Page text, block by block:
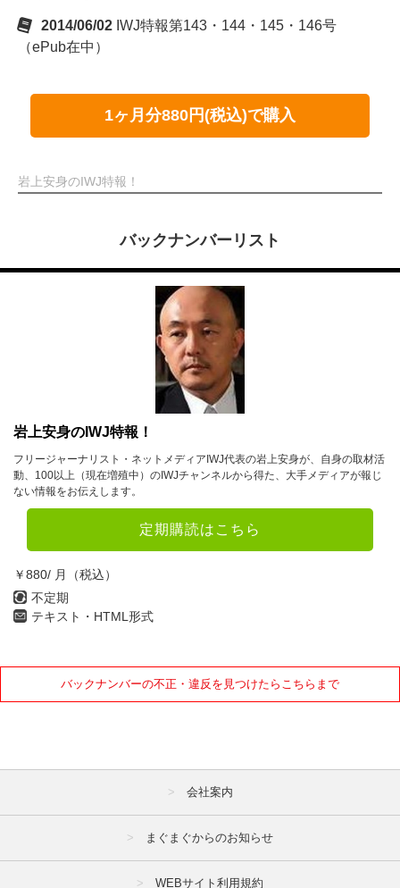
2014/06/02 IWJ特報第143・144・145・146号
（ePub在中）
1ヶ月分880円(税込)で購入
岩上安身のIWJ特報！
バックナンバーリスト
岩上安身のIWJ特報！
フリージャーナリスト・ネットメディアIWJ代表の岩上安身が、自身の取材活
動、100以上（現在増殖中）のIWJチャンネルから得た、大手メディアが報じ
ない情報をお伝えします。
定期購読はこちら
￥880/ 月（税込）
不定期
テキスト・HTML形式
バックナンバーの不正・違反を見つけたらこちらまで
会社案内
まぐまぐからのお知らせ
WEBサイト利用規約